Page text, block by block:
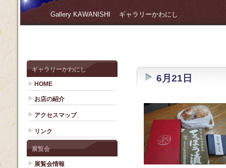
Gallery KAWANISHI ギャラリーかわにし
ギャラリーかわにし
HOME
お店の紹介
アクセスマップ
リンク
展覧会
展覧会情報
6月21日